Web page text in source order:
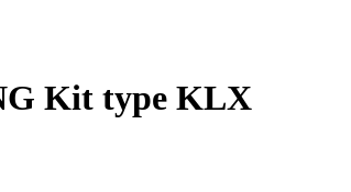
Kit type KLX